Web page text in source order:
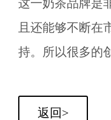
这一奶茶品牌是
且还能够不断在
持。所以很多的
返回>